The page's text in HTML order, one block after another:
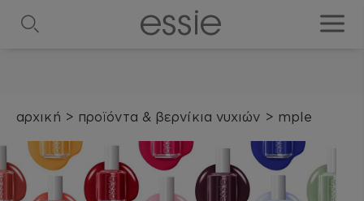
αρχική > προϊόντα & βερνίκια νυχιών > mple